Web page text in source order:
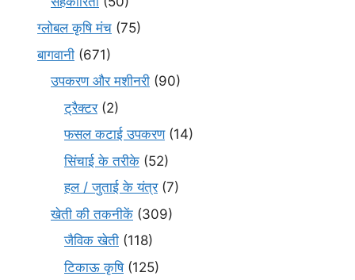
ग्लोबल कृषि मंच (75)
बागवानी (671)
उपकरण और मशीनरी (90)
ट्रैक्टर(2)
फसल कटाई उपकरण(14)
सिंचाई के तरीके (52)
हल / जुताई के यंत्र(7)
खेती की तकनीकें (309)
जैविक खेती (118)
टिकाऊ कृषि(125)